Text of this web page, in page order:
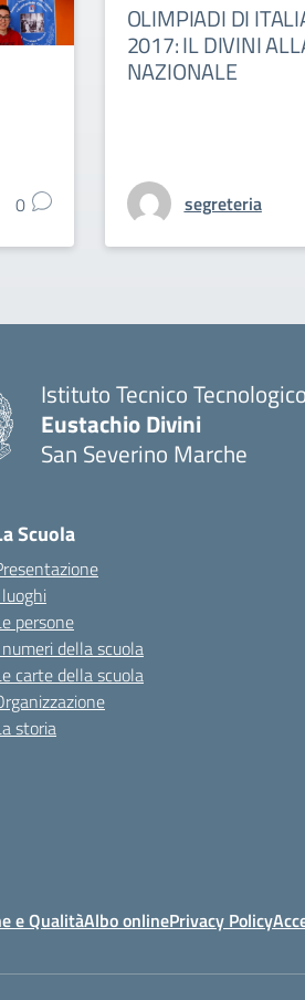
0
OLIMPIADI DI
2017: IL DIVINI
NAZIONALE
segreteria
Istituto Tecnico
Eustachio Divini
San Severino Marche
Scuola
persone
della scuola
carte della scuola
storia
e QualitàAlbo onlinePrivacy Policy